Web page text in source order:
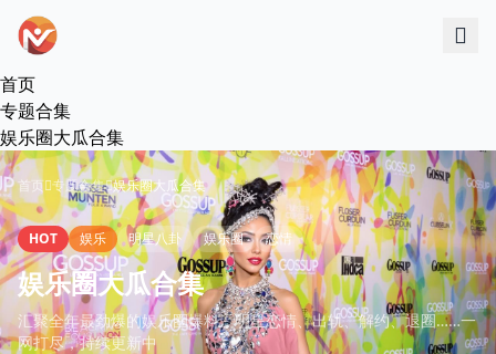
跳过导航
首页
专题合集
娱乐圈大瓜合集
首页 专题合集 娱乐圈大瓜合集
HOT 娱乐 明星八卦 娱乐圈 恋情
娱乐圈大瓜合集
汇聚全年最劲爆的娱乐圈爆料，明星恋情、出轨、解约、退圈……一
网打尽，持续更新中